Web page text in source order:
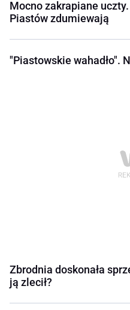
Mocno zakrapiane
Piastów zdumiewają
"Piastowskie wahadło".
Zbrodnia doskonała
ją zlecił?